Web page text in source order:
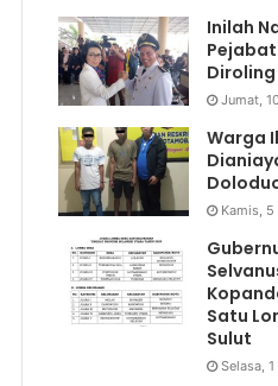
Inilah
Diroling
Jumat,
Warga
Kamis,
Satu
Sulut
Selasa,